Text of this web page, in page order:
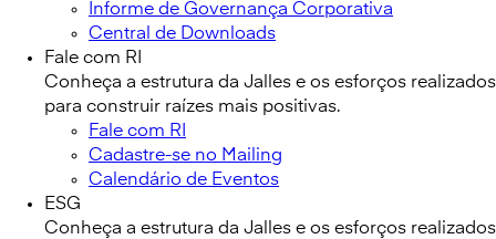
Informe de Governança Corporativa
Central de Downloads
Fale com RI
Conheça a estrutura da Jalles e os esforços realizados
para construir raízes mais positivas.
Fale com RI
Cadastre-se no Mailing
Calendário de Eventos
ESG
Conheça a estrutura da Jalles e os esforços realizados